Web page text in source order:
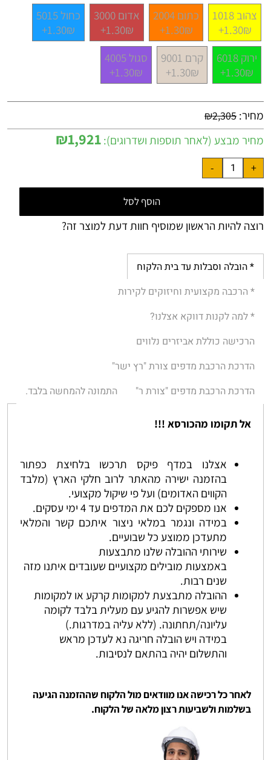
צהוב 1018
1.30₪+
כתום 2004
1.30₪+
אדום 3000
1.30₪+
כחול 5015
1.30₪+
ירוק 6018
1.30₪+
קרם 9001
1.30₪+
סגול 4005
1.30₪+
מחיר: ₪2,305
מחיר מבצע (לאחר תוספות ושדרוגים): ₪1,921
הוסף לסל
רוצה להיות הראשון שמוסיף חוות דעת למוצר זה?
* הובלה וסבלות עד בית הלקוח
* הרכבה מקצועית וחיזוקים לקירות
* למה לקנות דווקא אצלנו?
הרכישה כוללת אביזרים נלווים
הדרכת הרכבת מדפים צורת "רץ ישר"
הדרכת הרכבת מדפים "צורת ר"
התמונה להמחשה בלבד.
אל תקומו מהכורסא !!!
אצלנו במדף פיקס תרכשו בלחיצת כפתור
בהזמנה ישירה מהאתר לרוב חלקי הארץ (מלבד
הקווים האדומים) ועל פי שיקול מקצועי.
אנו מספקים לכם את המדפים עד 4 ימי עסקים.
במידה ונגמר במלאי ניצור איתכם קשר והמלאי
מתעדכן ממוצע כל שבועיים.
שירותי ההובלה שלנו מתבצעות
באמצעות מובילים מקצועיים שעובדים איתנו מזה
שנים רבות.
ההובלה מתבצעת למקומות קרקע או למקומות
שיש אפשרות להגיע עם מעלית בלבד לקומה
עליונה/תחתונה. (ללא עליה במדרגות.)
במידה ויש הובלה חריגה נא לעדכן מראש
והתשלום יהיה בהתאם לנסיבות.
לאחר כל רכישה אנו מוודאים מול הלקוח שההזמנה הגיעה
בשלמות ולשביעות רצון מלאה של הלקוח.